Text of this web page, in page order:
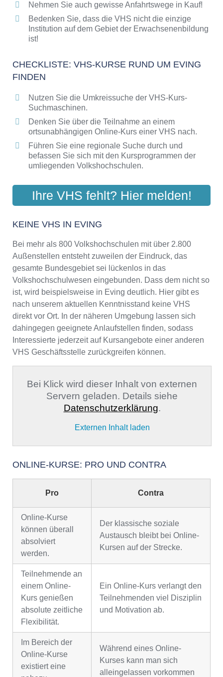
Nehmen Sie auch gewisse Anfahrtswege in Kauf!
Bedenken Sie, dass die VHS nicht die einzige
Institution auf dem Gebiet der Erwachsenenbildung
ist!
CHECKLISTE: VHS-KURSE RUND UM EVING
FINDEN
Nutzen Sie die Umkreissuche der VHS-Kurs-
Suchmaschinen.
Denken Sie über die Teilnahme an einem
ortsunabhängigen Online-Kurs einer VHS nach.
Führen Sie eine regionale Suche durch und
befassen Sie sich mit den Kursprogrammen der
umliegenden Volkshochschulen.
Ihre VHS fehlt? Hier melden!
KEINE VHS IN EVING
Bei mehr als 800 Volkshochschulen mit über 2.800
Außenstellen entsteht zuweilen der Eindruck, das
gesamte Bundesgebiet sei lückenlos in das
Volkshochschulwesen eingebunden. Dass dem nicht so
ist, wird beispielsweise in Eving deutlich. Hier gibt es
nach unserem aktuellen Kenntnisstand keine VHS
direkt vor Ort. In der näheren Umgebung lassen sich
dahingegen geeignete Anlaufstellen finden, sodass
Interessierte jederzeit auf Kursangebote einer anderen
VHS Geschäftsstelle zurückgreifen können.
Bei Klick wird dieser Inhalt von externen
Servern geladen. Details siehe
Datenschutzerklärung.
Externen Inhalt laden
ONLINE-KURSE: PRO UND CONTRA
Pro Contra
Online-Kurse
können überall
absolviert
werden.
Der klassische soziale
Austausch bleibt bei Online-
Kursen auf der Strecke.
Teilnehmende an
einem Online-
Kurs genießen
absolute zeitliche
Flexibilität.
Ein Online-Kurs verlangt den
Teilnehmenden viel Disziplin
und Motivation ab.
Im Bereich der
Online-Kurse
existiert eine
Während eines Online-
Kurses kann man sich
alleingelassen vorkommen